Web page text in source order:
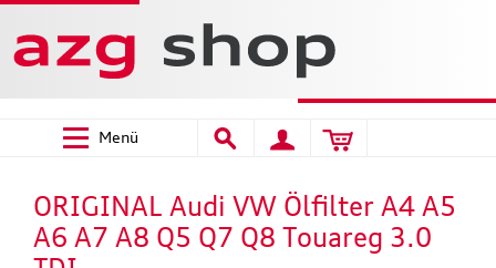
Menü
ORIGINAL Audi VW Ölfilter A4 A5
A6 A7 A8 Q5 Q7 Q8 Touareg 3.0